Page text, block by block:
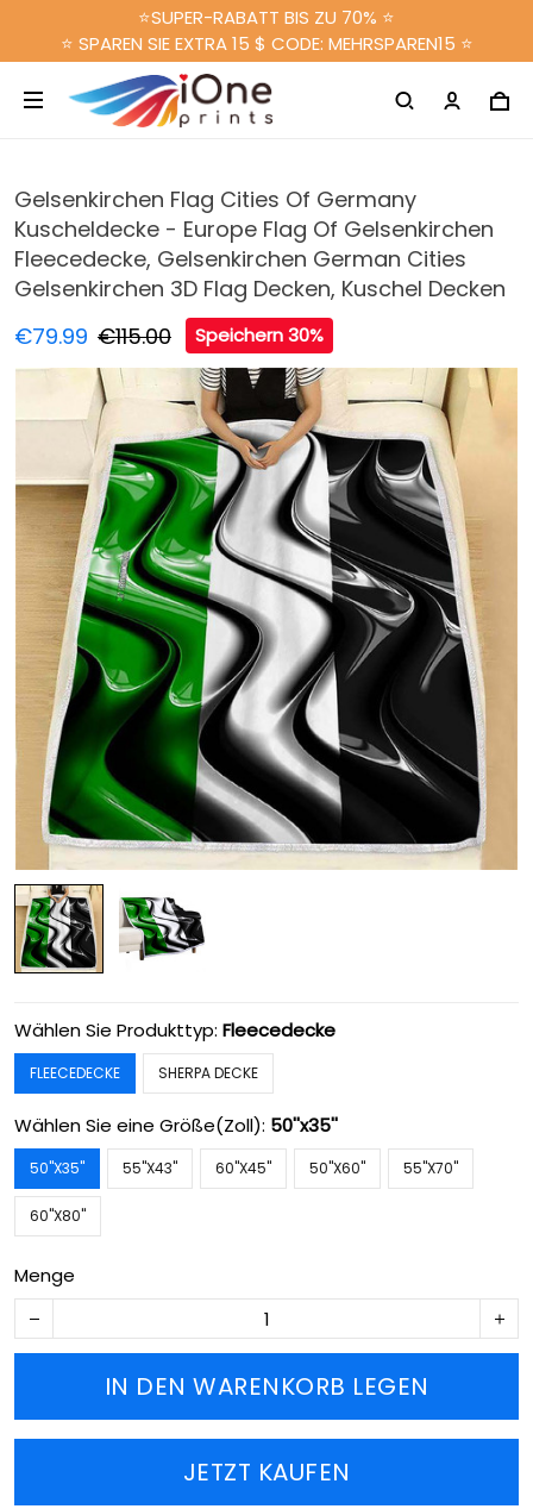
⭐SUPER-RABATT BIS ZU 70% ⭐
⭐ SPAREN SIE EXTRA 15 $ CODE: MEHRSPAREN15 ⭐
Gelsenkirchen Flag Cities Of Germany
Kuscheldecke - Europe Flag Of Gelsenkirchen
Fleecedecke, Gelsenkirchen German Cities
Gelsenkirchen 3D Flag Decken, Kuschel Decken
€79.99 €115.00 Speichern 30%
Wählen Sie Produkttyp: Fleecedecke
FLEECEDECKE SHERPA DECKE
Wählen Sie eine Größe(Zoll): 50''x35''
50''X35'' 55''X43'' 60''X45'' 50''X60'' 55''X70''
60''X80''
Menge
IN DEN WARENKORB LEGEN
JETZT KAUFEN